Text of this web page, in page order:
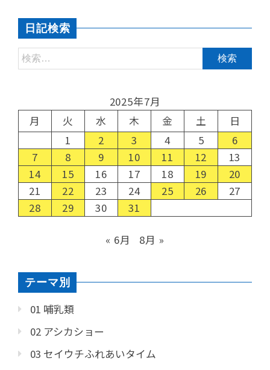
日記検索
2025年7月
月
火 水 木 金 土
日
1
2 3 4 5
6
7
8 9 10 11 12
13
14
15 16 17 18 19
20
21
22 23 24 25 26
27
28
29 30 31
« 6月 8月 »
テーマ別
01 哺乳類
02 アシカショー
03 セイウチふれあいタイム